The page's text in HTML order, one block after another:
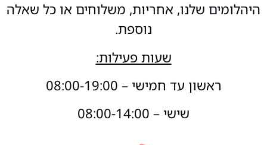
היהלומים שלנו, אחריות, משלוחים או כל שאלה
נוספת.
שעות פעילות:
ראשון עד חמישי – 08:00-19:00
שישי – 08:00-14:00